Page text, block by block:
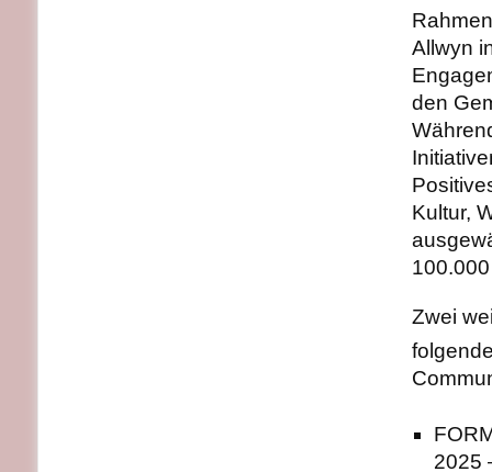
Allwyn
den
Kultur,
Zwei
2025